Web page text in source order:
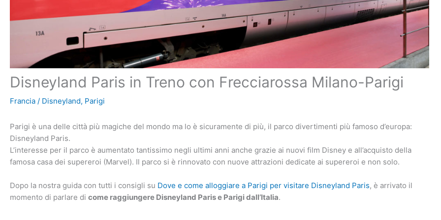
Disneyland Paris in Treno con Frecciarossa Milano-Parigi
Francia / Disneyland, Parigi
Parigi è una delle città più magiche del mondo ma lo è sicuramente di più, il parco divertimenti più famoso d’europa:
Disneyland Paris.
L’interesse per il parco è aumentato tantissimo negli ultimi anni anche grazie ai nuovi film Disney e all’acquisto della
famosa casa dei supereroi (Marvel). Il parco si è rinnovato con nuove attrazioni dedicate ai supereroi e non solo.
Dopo la nostra guida con tutti i consigli su Dove e come alloggiare a Parigi per visitare Disneyland Paris, è arrivato il
momento di parlare di come raggiungere Disneyland Paris e Parigi dall’Italia.